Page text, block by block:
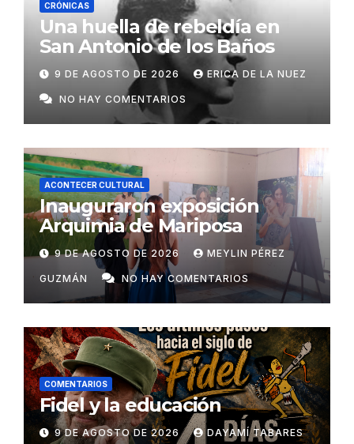
CRÓNICAS
Una huella de rebeldía en
San Antonio de los Baños
9 DE AGOSTO DE 2026 ERICA DE LA NUEZ
NO HAY COMENTARIOS
ACONTECER CULTURAL
Inauguraron exposición
Arquimia de Mariposa
9 DE AGOSTO DE 2026 MEYLIN PÉREZ
GUZMÁN NO HAY COMENTARIOS
COMENTARIOS
Fidel y la educación
9 DE AGOSTO DE 2026 DAYAMÍ TABARES